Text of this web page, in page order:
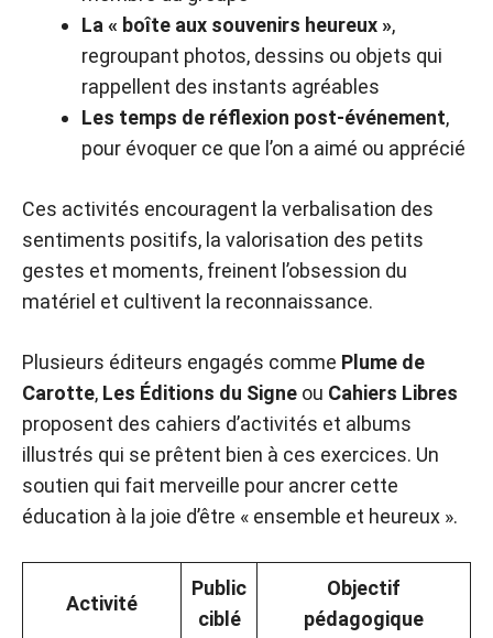
La « boîte aux souvenirs heureux »,
regroupant photos, dessins ou objets qui
rappellent des instants agréables
Les temps de réflexion post-événement,
pour évoquer ce que l’on a aimé ou apprécié
Ces activités encouragent la verbalisation des
sentiments positifs, la valorisation des petits
gestes et moments, freinent l’obsession du
matériel et cultivent la reconnaissance.
Plusieurs éditeurs engagés comme Plume de
Carotte, Les Éditions du Signe ou Cahiers Libres
proposent des cahiers d’activités et albums
illustrés qui se prêtent bien à ces exercices. Un
soutien qui fait merveille pour ancrer cette
éducation à la joie d’être « ensemble et heureux ».
Activité
Public
ciblé
Objectif
pédagogique